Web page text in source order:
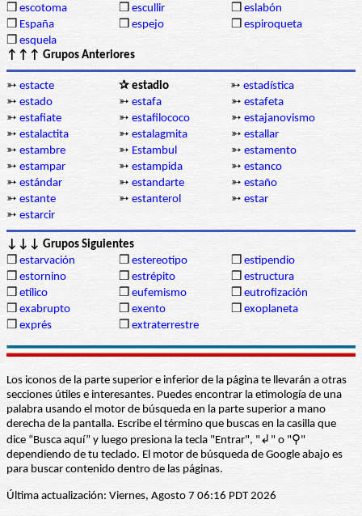
❒ escotoma ❒ escullir ❒ eslabón
❒ España ❒ espejo ❒ espiroqueta
❒ esquela
↑↑↑ Grupos Anteriores
➳ estacte ✰ estadio ➳ estadística
➳ estado ➳ estafa ➳ estafeta
➳ estafiate ➳ estafilococo ➳ estajanovismo
➳ estalactita ➳ estalagmita ➳ estallar
➳ estambre ➳ Estambul ➳ estamento
➳ estampar ➳ estampida ➳ estanco
➳ estándar ➳ estandarte ➳ estaño
➳ estante ➳ estanterol ➳ estar
➳ estarcir
↓↓↓ Grupos Siguientes
❒ estarvación ❒ estereotipo ❒ estipendio
❒ estornino ❒ estrépito ❒ estructura
❒ etílico ❒ eufemismo ❒ eutrofización
❒ exabrupto ❒ exento ❒ exoplaneta
❒ exprés ❒ extraterrestre
Los iconos de la parte superior e inferior de la página te llevarán a otras
secciones útiles e interesantes. Puedes encontrar la etimología de una
palabra usando el motor de búsqueda en la parte superior a mano
derecha de la pantalla. Escribe el término que buscas en la casilla que
dice “Busca aquí” y luego presiona la tecla "Entrar", "↲" o "⚲"
dependiendo de tu teclado. El motor de búsqueda de Google abajo es
para buscar contenido dentro de las páginas.
Última actualización: Viernes, Agosto 7 06:16 PDT 2026